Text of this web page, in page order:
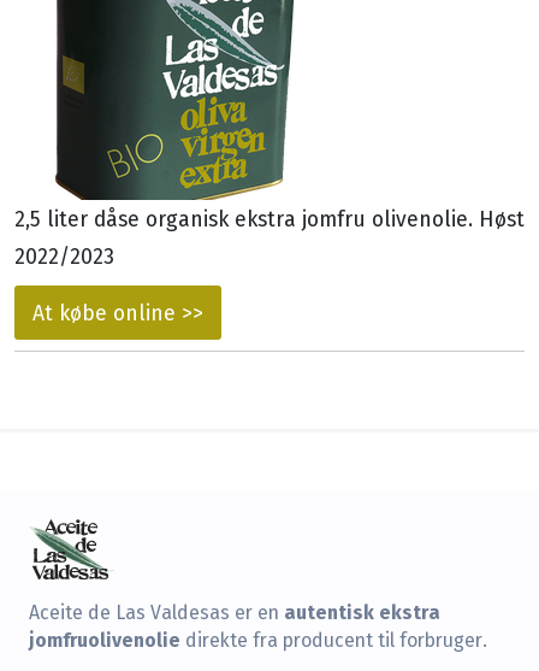
2,5 liter dåse organisk ekstra jomfru olivenolie. Høst
2022/2023
At købe online >>
Aceite de Las Valdesas er en autentisk ekstra
jomfruolivenolie direkte fra producent til forbruger.